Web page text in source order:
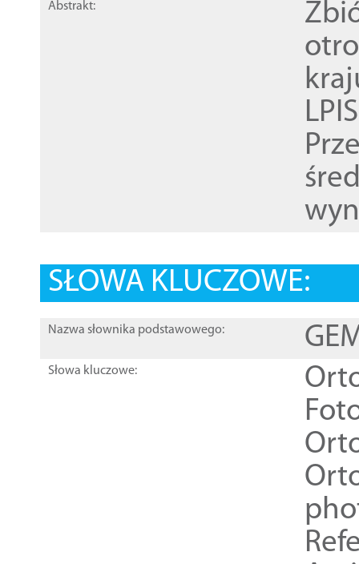
Abstrakt:
SŁOWA KLUCZOWE:
Nazwa słownika podstawowego:
Słowa kluczowe: